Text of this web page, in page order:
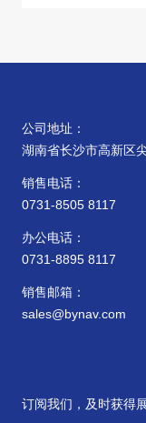
公司地址：
湖南省长沙市高新区
销售电话：
0731-8505 8117
办公电话：
0731-8895 8117
销售邮箱：
sales@bynav.com
订阅我们，及时获得